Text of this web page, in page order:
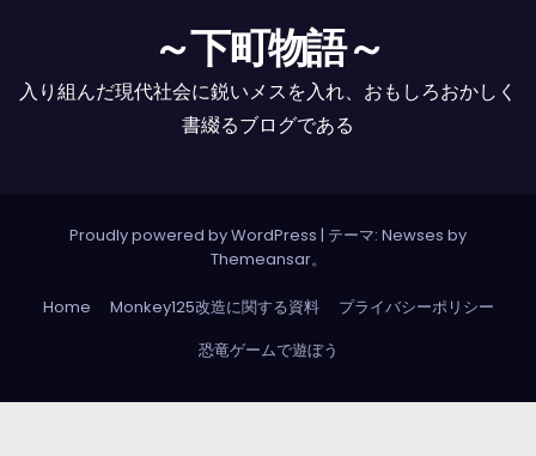
～下町物語～
入り組んだ現代社会に鋭いメスを入れ、おもしろおかしく
書綴るブログである
Proudly powered by WordPress | テーマ: Newses by
Themeansar。
Home Monkey125改造に関する資料
プライバシーポリシー
恐竜ゲームで遊ぼう